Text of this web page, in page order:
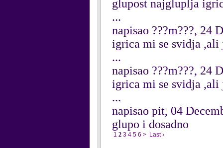
glupost najgluplja
...
napisao ???m???, 24
igrica mi se svidja ,ali
...
napisao ???m???, 24
igrica mi se svidja
...
napisao pit, 04
glupo i dosadno
1 2 3 4 5 6 > Last ›